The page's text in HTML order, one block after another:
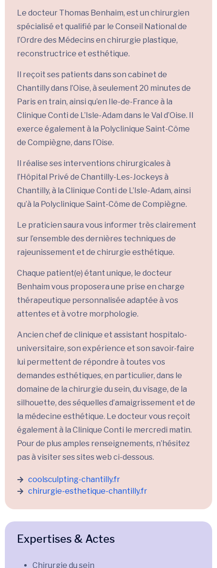
Le docteur Thomas Benhaim, est un chirurgien
spécialisé et qualifié par le Conseil National de
l’Ordre des Médecins en chirurgie plastique,
reconstructrice et esthétique.
Il reçoit ses patients dans son cabinet de
Chantilly dans l’Oise, à seulement 20 minutes de
Paris en train, ainsi qu’en Ile-de-France à la
Clinique Conti de L’Isle-Adam dans le Val d’Oise. Il
exerce également à la Polyclinique Saint-Côme
de Compiègne, dans l’Oise.
Il réalise ses interventions chirurgicales à
l’Hôpital Privé de Chantilly-Les-Jockeys à
Chantilly, à la Clinique Conti de L’Isle-Adam, ainsi
qu’à la Polyclinique Saint-Côme de Compiègne.
Le praticien saura vous informer très clairement
sur l’ensemble des dernières techniques de
rajeunissement et de chirurgie esthétique.
Chaque patient(e) étant unique, le docteur
Benhaim vous proposera une prise en charge
thérapeutique personnalisée adaptée à vos
attentes et à votre morphologie.
Ancien chef de clinique et assistant hospitalo-
universitaire, son expérience et son savoir-faire
lui permettent de répondre à toutes vos
demandes esthétiques, en particulier, dans le
domaine de la chirurgie du sein, du visage, de la
silhouette, des séquelles d’amaigrissement et de
la médecine esthétique. Le docteur vous reçoit
également à la Clinique Conti le mercredi matin.
Pour de plus amples renseignements, n’hésitez
pas à visiter ses sites web ci-dessous.
coolsculpting-chantilly.fr
chirurgie-esthetique-chantilly.fr
Expertises & Actes
Chirurgie du sein